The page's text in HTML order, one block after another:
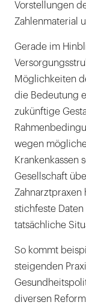
Vorstellungen
Zahlenmaterial
Gerade im
Möglichkeiten
die Bedeutung
zukünftige
wegen
Krankenkassen
Gesellschaft
Zahnarztpraxen
stichfeste
tatsächliche
So kommt
steigenden
diversen